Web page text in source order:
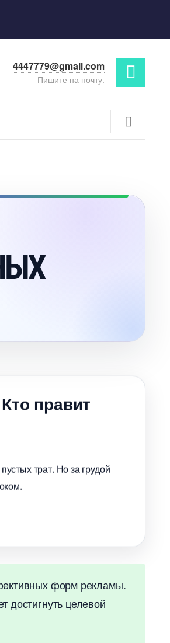
4447779@gmail.com
Пишите на почту.
правит
трат. Но за грудой
форм рекламы.
достигнуть целевой